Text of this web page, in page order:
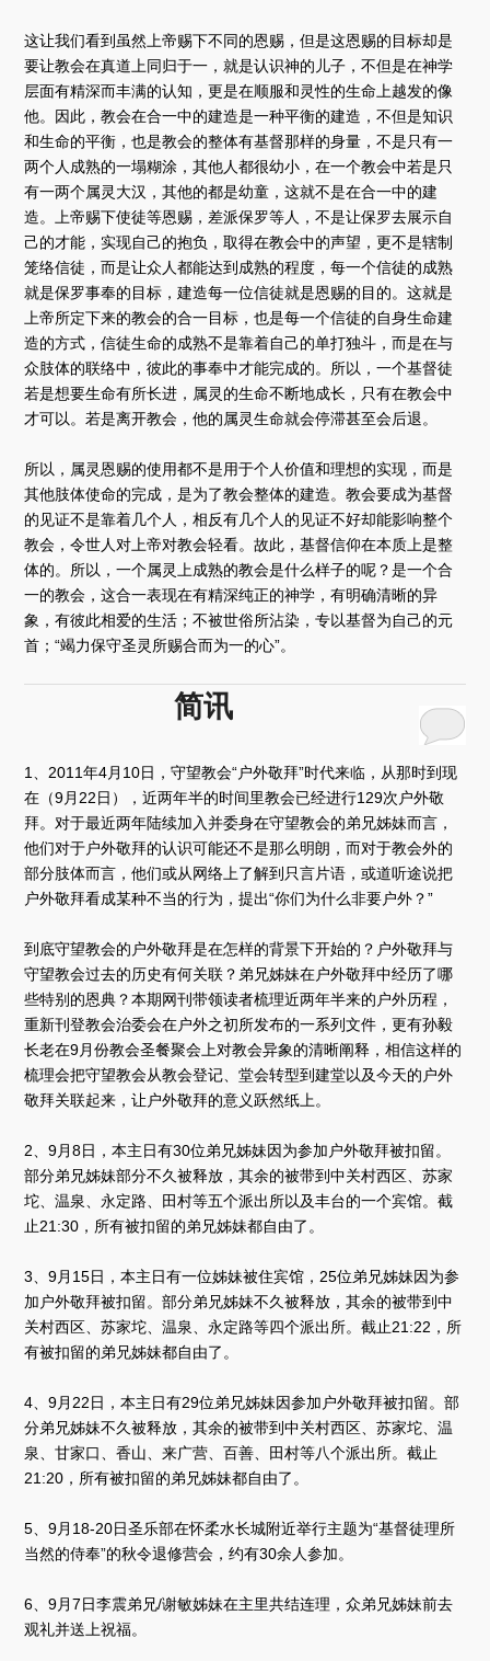
这让我们看到虽然上帝赐下不同的恩赐，但是这恩赐的目标却是
要让教会在真道上同归于一，就是认识神的儿子，不但是在神学
层面有精深而丰满的认知，更是在顺服和灵性的生命上越发的像
他。因此，教会在合一中的建造是一种平衡的建造，不但是知识
和生命的平衡，也是教会的整体有基督那样的身量，不是只有一
两个人成熟的一塌糊涂，其他人都很幼小，在一个教会中若是只
有一两个属灵大汉，其他的都是幼童，这就不是在合一中的建
造。上帝赐下使徒等恩赐，差派保罗等人，不是让保罗去展示自
己的才能，实现自己的抱负，取得在教会中的声望，更不是辖制
笼络信徒，而是让众人都能达到成熟的程度，每一个信徒的成熟
就是保罗事奉的目标，建造每一位信徒就是恩赐的目的。这就是
上帝所定下来的教会的合一目标，也是每一个信徒的自身生命建
造的方式，信徒生命的成熟不是靠着自己的单打独斗，而是在与
众肢体的联络中，彼此的事奉中才能完成的。所以，一个基督徒
若是想要生命有所长进，属灵的生命不断地成长，只有在教会中
才可以。若是离开教会，他的属灵生命就会停滞甚至会后退。
所以，属灵恩赐的使用都不是用于个人价值和理想的实现，而是
其他肢体使命的完成，是为了教会整体的建造。教会要成为基督
的见证不是靠着几个人，相反有几个人的见证不好却能影响整个
教会，令世人对上帝对教会轻看。故此，基督信仰在本质上是整
体的。所以，一个属灵上成熟的教会是什么样子的呢？是一个合
一的教会，这合一表现在有精深纯正的神学，有明确清晰的异
象，有彼此相爱的生活；不被世俗所沾染，专以基督为自己的元
首；“竭力保守圣灵所赐合而为一的心”。
简讯
1、2011年4月10日，守望教会“户外敬拜”时代来临，从那时到现
在（9月22日），近两年半的时间里教会已经进行129次户外敬
拜。对于最近两年陆续加入并委身在守望教会的弟兄姊妹而言，
他们对于户外敬拜的认识可能还不是那么明朗，而对于教会外的
部分肢体而言，他们或从网络上了解到只言片语，或道听途说把
户外敬拜看成某种不当的行为，提出“你们为什么非要户外？”
到底守望教会的户外敬拜是在怎样的背景下开始的？户外敬拜与
守望教会过去的历史有何关联？弟兄姊妹在户外敬拜中经历了哪
些特别的恩典？本期网刊带领读者梳理近两年半来的户外历程，
重新刊登教会治委会在户外之初所发布的一系列文件，更有孙毅
长老在9月份教会圣餐聚会上对教会异象的清晰阐释，相信这样的
梳理会把守望教会从教会登记、堂会转型到建堂以及今天的户外
敬拜关联起来，让户外敬拜的意义跃然纸上。
2、9月8日，本主日有30位弟兄姊妹因为参加户外敬拜被扣留。
部分弟兄姊妹部分不久被释放，其余的被带到中关村西区、苏家
坨、温泉、永定路、田村等五个派出所以及丰台的一个宾馆。截
止21:30，所有被扣留的弟兄姊妹都自由了。
3、9月15日，本主日有一位姊妹被住宾馆，25位弟兄姊妹因为参
加户外敬拜被扣留。部分弟兄姊妹不久被释放，其余的被带到中
关村西区、苏家坨、温泉、永定路等四个派出所。截止21:22，所
有被扣留的弟兄姊妹都自由了。
4、9月22日，本主日有29位弟兄姊妹因参加户外敬拜被扣留。部
分弟兄姊妹不久被释放，其余的被带到中关村西区、苏家坨、温
泉、甘家口、香山、来广营、百善、田村等八个派出所。截止
21:20，所有被扣留的弟兄姊妹都自由了。
5、9月18-20日圣乐部在怀柔水长城附近举行主题为“基督徒理所
当然的侍奉”的秋令退修营会，约有30余人参加。
6、9月7日李震弟兄/谢敏姊妹在主里共结连理，众弟兄姊妹前去
观礼并送上祝福。